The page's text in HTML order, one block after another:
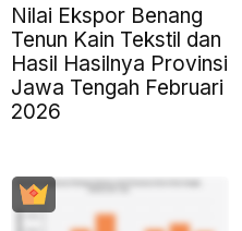
Nilai Ekspor Benang
Tenun Kain Tekstil dan
Hasil Hasilnya Provinsi
Jawa Tengah Februari
2026